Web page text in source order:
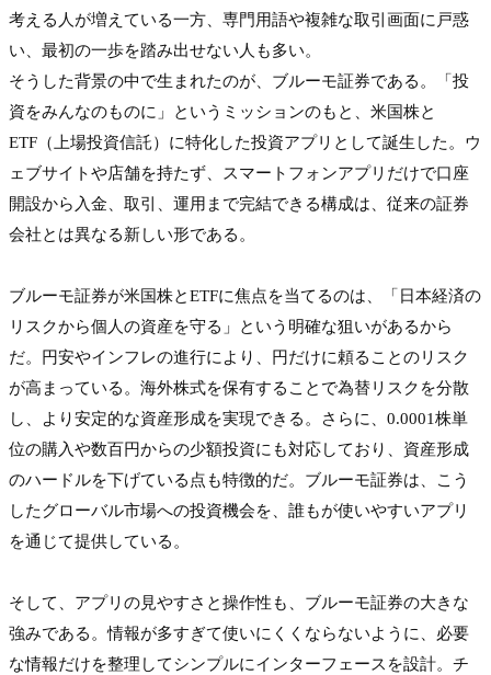
考える人が増えている一方、専門用語や複雑な取引画面に戸惑
い、最初の一歩を踏み出せない人も多い。
そうした背景の中で生まれたのが、ブルーモ証券である。「投
資をみんなのものに」というミッションのもと、米国株と
ETF（上場投資信託）に特化した投資アプリとして誕生した。ウ
ェブサイトや店舗を持たず、スマートフォンアプリだけで口座
開設から入金、取引、運用まで完結できる構成は、従来の証券
会社とは異なる新しい形である。
ブルーモ証券が米国株とETFに焦点を当てるのは、「日本経済の
リスクから個人の資産を守る」という明確な狙いがあるから
だ。円安やインフレの進行により、円だけに頼ることのリスク
が高まっている。海外株式を保有することで為替リスクを分散
し、より安定的な資産形成を実現できる。さらに、0.0001株単
位の購入や数百円からの少額投資にも対応しており、資産形成
のハードルを下げている点も特徴的だ。ブルーモ証券は、こう
したグローバル市場への投資機会を、誰もが使いやすいアプリ
を通じて提供している。
そして、アプリの見やすさと操作性も、ブルーモ証券の大きな
強みである。情報が多すぎて使いにくくならないように、必要
な情報だけを整理してシンプルにインターフェースを設計。チ